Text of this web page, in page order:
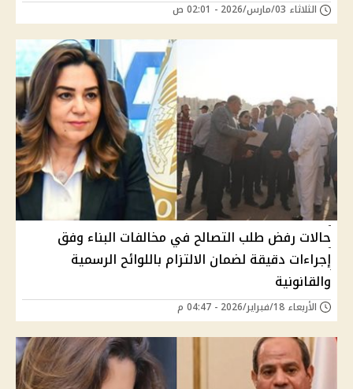
الثلاثاء 03/مارس/2026 - 02:01 ص
حالات رفض طلب التصالح في مخالفات البناء وفق
إجراءات دقيقة لضمان الالتزام باللوائح الرسمية
والقانونية
الأربعاء 18/فبراير/2026 - 04:47 م